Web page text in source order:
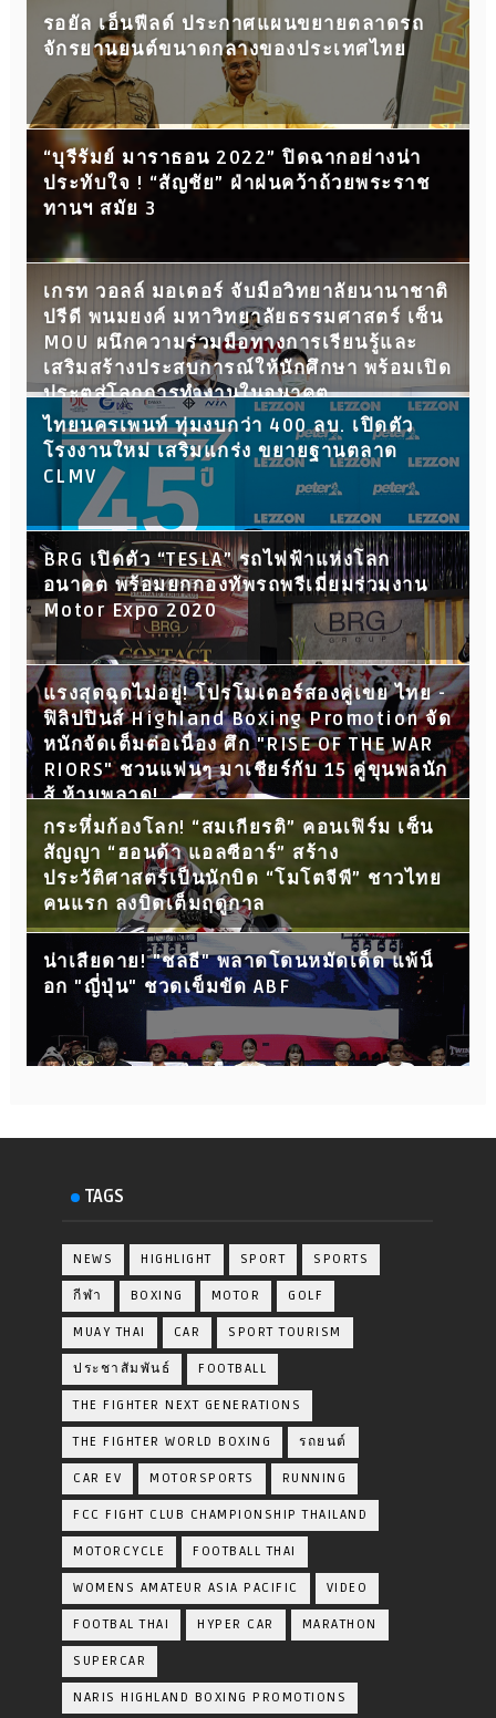
รอยัล เอ็นฟีลด์ ประกาศแผนขยายตลาดรถ
จักรยานยนต์ขนาดกลางของประเทศไทย
“บุรีรัมย์ มาราธอน 2022” ปิดฉากอย่างน่า
ประทับใจ ! “สัญชัย” ฝ่าฝนคว้าถ้วยพระราช
ทานฯ สมัย 3
เกรท วอลล์ มอเตอร์ จับมือวิทยาลัยนานาชาติ
ปรีดี พนมยงค์ มหาวิทยาลัยธรรมศาสตร์ เซ็น
MOU ผนึกความร่วมมือทางการเรียนรู้และ
เสริมสร้างประสบการณ์ให้นักศึกษา พร้อมเปิด
ประตูสู่โลกการทำงานในอนาคต
ไทยนครเพนท์ ทุ่มงบกว่า 400 ลบ. เปิดตัว
โรงงานใหม่ เสริมแกร่ง ขยายฐานตลาด
CLMV
BRG เปิดตัว “TESLA” รถไฟฟ้าแห่งโลก
อนาคต พร้อมยกกองทัพรถพรีเมี่ยมร่วมงาน
Motor Expo 2020
แรงสุดฉุดไม่อยู่! โปรโมเตอร์สองคู่เขย ไทย -
ฟิลิปปินส์ Highland Boxing Promotion จัด
หนักจัดเต็มต่อเนื่อง ศึก "RISE OF THE WAR
RIORS" ชวนแฟนๆ มาเชียร์กับ 15 คู่ขุนพลนัก
สู้ ห้ามพลาด!
กระหึ่มก้องโลก! “สมเกียรติ” คอนเฟิร์ม เซ็น
สัญญา “ฮอนด้า แอลซีอาร์” สร้าง
ประวัติศาสตร์เป็นนักบิด “โมโตจีพี” ชาวไทย
คนแรก ลงบิดเต็มฤดูกาล
น่าเสียดาย! "ชลธี" พลาดโดนหมัดเด็ด แพ้น็
อก "ญี่ปุ่น" ชวดเข็มขัด ABF
TAGS
NEWS HIGHLIGHT SPORT SPORTS
กีฬา BOXING MOTOR GOLF
MUAY THAI CAR SPORT TOURISM
ประชาสัมพันธ์ FOOTBALL
THE FIGHTER NEXT GENERATIONS
THE FIGHTER WORLD BOXING รถยนต์
CAR EV MOTORSPORTS RUNNING
FCC FIGHT CLUB CHAMPIONSHIP THAILAND
MOTORCYCLE FOOTBALL THAI
WOMENS AMATEUR ASIA PACIFIC VIDEO
FOOTBAL THAI HYPER CAR MARATHON
SUPERCAR
NARIS HIGHLAND BOXING PROMOTIONS